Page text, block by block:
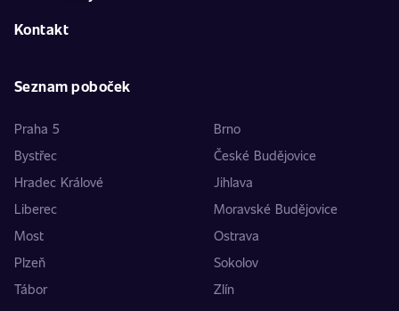
Kontakt
Seznam poboček
Praha 5
Brno
Bystřec
České Budějovice
Hradec Králové
Jihlava
Liberec
Moravské Budějovice
Most
Ostrava
Plzeň
Sokolov
Tábor
Zlín